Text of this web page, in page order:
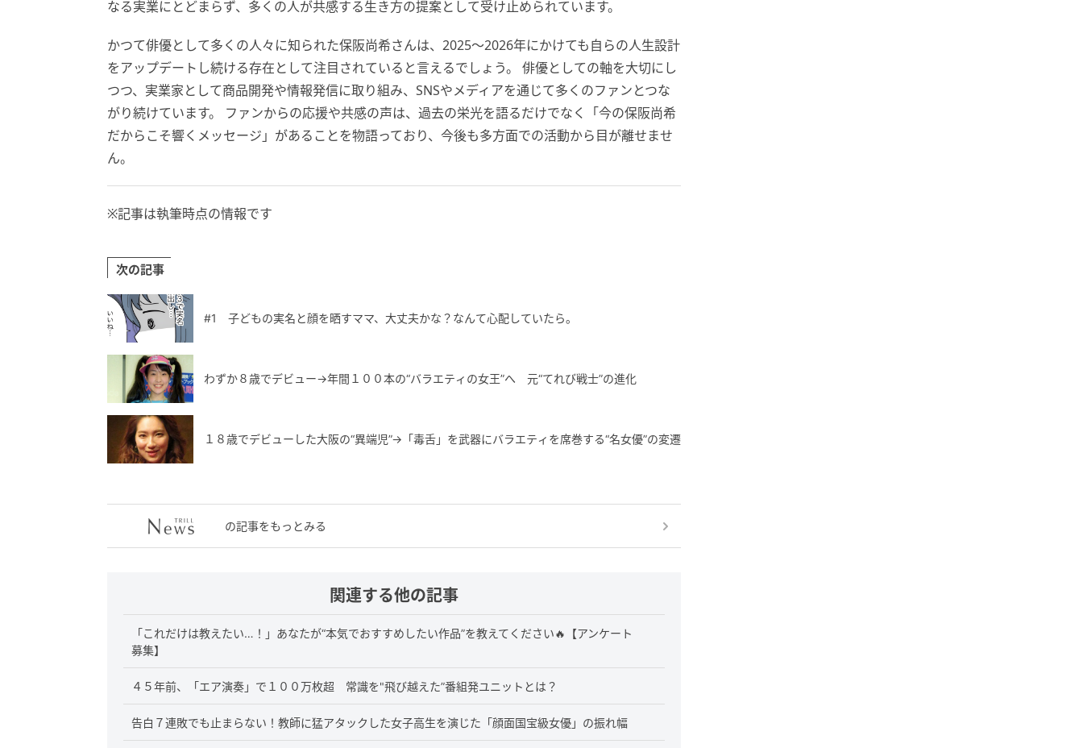
なる実業にとどまらず、多くの人が共感する生き方の提案として受け止められています。
かつて俳優として多くの人々に知られた保阪尚希さんは、2025～2026年にかけても自らの人生設計
をアップデートし続ける存在として注目されていると言えるでしょう。 俳優としての軸を大切にし
つつ、実業家として商品開発や情報発信に取り組み、SNSやメディアを通じて多くのファンとつな
がり続けています。 ファンからの応援や共感の声は、過去の栄光を語るだけでなく「今の保阪尚希
だからこそ響くメッセージ」があることを物語っており、今後も多方面での活動から目が離せませ
ん。
※記事は執筆時点の情報です
次の記事
#1 子どもの実名と顔を晒すママ、大丈夫かな？なんて心配していたら。
わずか８歳でデビュー→年間１００本の“バラエティの女王”へ 元“てれび戦士”の進化
１８歳でデビューした大阪の“異端児”→「毒舌」を武器にバラエティを席巻する“名女優”の変遷
の記事をもっとみる
関連する他の記事
「これだけは教えたい…！」あなたが“本気でおすすめしたい作品”を教えてください🔥【アンケート
募集】
４５年前、「エア演奏」で１００万枚超 常識を"飛び越えた”番組発ユニットとは？
告白７連敗でも止まらない！教師に猛アタックした女子高生を演じた「顔面国宝級女優」の振れ幅